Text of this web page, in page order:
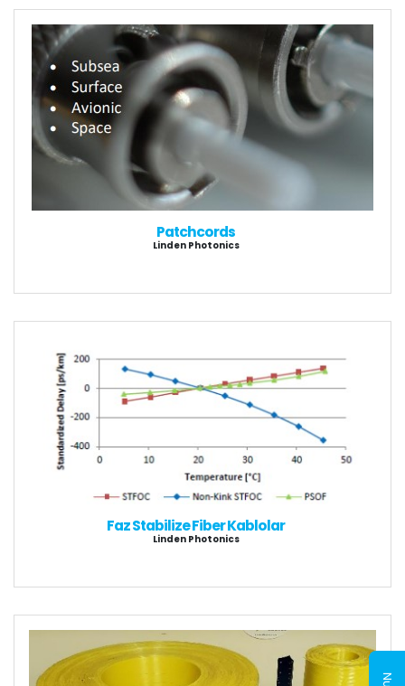
Patchcords
Linden Photonics
Faz Stabilize Fiber Kablolar
Linden Photonics